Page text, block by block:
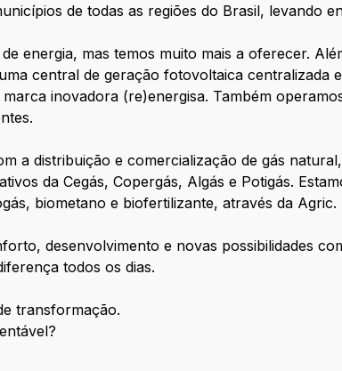
de todas as regiões do Brasil, levando
energia, mas temos muito mais a oferecer.
central de geração fotovoltaica centralizada
inovadora (re)energisa. Também
a distribuição e comercialização de gás
da Cegás, Copergás, Algás e Potigás.
biometano e biofertilizante, através da Agric.
desenvolvimento e novas possibilidades
todos os dias.
transformação.